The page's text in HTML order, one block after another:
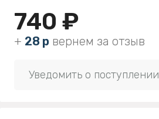
740 ₽
+ 28 р вернем за отзыв
Уведомить о поступлении